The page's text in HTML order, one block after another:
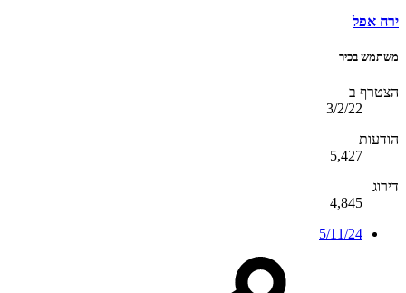
ירח אפל
משתמש בכיר
הצטרף ב
3/2/22
הודעות
5,427
דירוג
4,845
5/11/24